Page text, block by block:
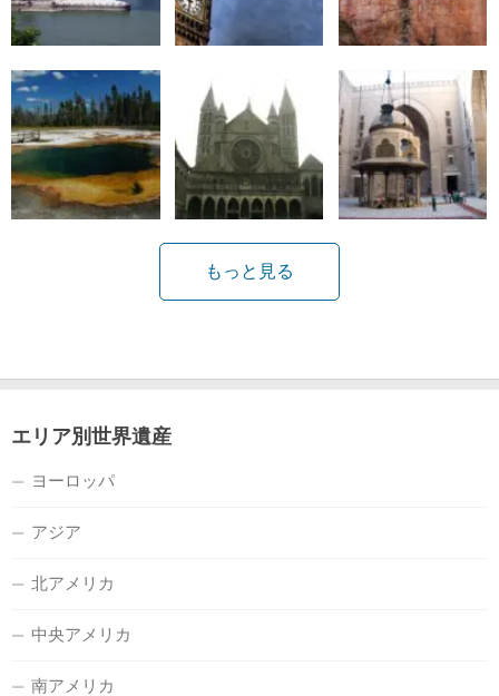
もっと見る
エリア別世界遺産
ヨーロッパ
アジア
北アメリカ
中央アメリカ
南アメリカ